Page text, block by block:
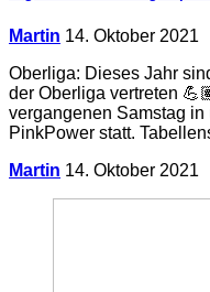
Martin 14. Oktober 2021
Oberliga: Dieses Jahr
der Oberliga vertreten
vergangenen Samstag
PinkPower statt.
Martin 14. Oktober 2021